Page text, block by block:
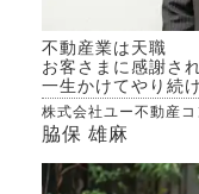
不動産業は天職
お客さまに感謝さ
一生かけてやり続
株式会社ユー不動産コ
脇保 雄麻